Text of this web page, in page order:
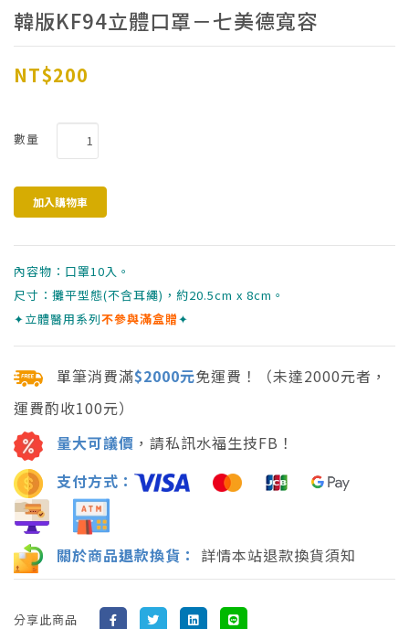
韓版KF94立體口罩－七美德寬容
數量
NT$200
內容物：口罩10入。
尺寸：攤平型態(不含耳繩)，約20.5cm x 8cm。
✦立體醫用系列不參與滿盒贈✦
單筆消費滿$2000元免運費！（未達2000元者，
運費酌收100元）
量大可議價 ，請私訊水福生技FB！
支付方式：
關於商品退款換貨： 詳情本站退款換貨須知
分享此商品